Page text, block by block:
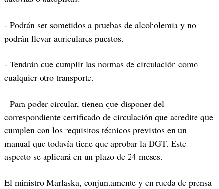
- Podrán ser sometidos a pruebas de alcoholemia y no
podrán llevar auriculares puestos.
- Tendrán que cumplir las normas de circulación como
cualquier otro transporte.
- Para poder circular, tienen que disponer del
correspondiente certificado de circulación que acredite que
cumplen con los requisitos técnicos previstos en un
manual que todavía tiene que aprobar la DGT. Este
aspecto se aplicará en un plazo de 24 meses.
El ministro Marlaska, conjuntamente y en rueda de prensa